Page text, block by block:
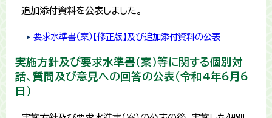
追加添付資料を公表しました。
要求水準書（案）【修正版】及び追加添付資料の公表
実施方針及び要求水準書（案）等に関する個別対
話、質問及び意見への回答の公表（令和4年6月6
日）